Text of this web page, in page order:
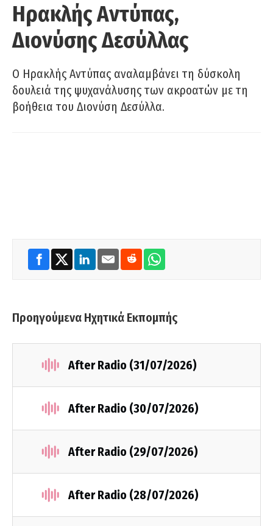
Ηρακλής Αντύπας,
Διονύσης Δεσύλλας
Ο Ηρακλής Αντύπας αναλαμβάνει τη δύσκολη
δουλειά της ψυχανάλυσης των ακροατών με τη
βοήθεια του Διονύση Δεσύλλα.
Προηγούμενα Ηχητικά Εκπομπής
After Radio (31/07/2026)
After Radio (30/07/2026)
After Radio (29/07/2026)
After Radio (28/07/2026)